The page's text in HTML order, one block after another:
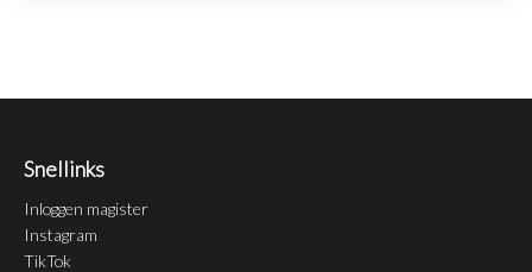
Snellinks
Inloggen magister
Instagram
TikTok